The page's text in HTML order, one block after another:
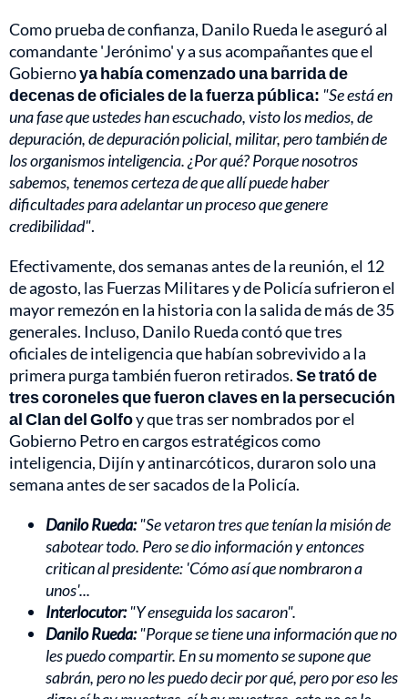
Como prueba de confianza, Danilo Rueda le aseguró al
comandante 'Jerónimo' y a sus acompañantes que el
Gobiernoya había comenzado una barrida de
decenas de oficiales de la fuerza pública: "Se está en
una fase que ustedes han escuchado, visto los medios, de
depuración, de depuración policial, militar, pero también de
los organismos inteligencia. ¿Por qué? Porque nosotros
sabemos, tenemos certeza de que allí puede haber
dificultades para adelantar un proceso que genere
credibilidad".
Efectivamente, dos semanas antes de la reunión, el 12
de agosto, las Fuerzas Militares y de Policía sufrieron el
mayor remezón en la historia con la salida de más de 35
generales. Incluso, Danilo Rueda contó que tres
oficiales de inteligencia que habían sobrevivido a la
primera purga también fueron retirados.Se trató de
tres coroneles que fueron claves en la persecución
al Clan del Golfoy que tras ser nombrados por el
Gobierno Petro en cargos estratégicos como
inteligencia, Dijín y antinarcóticos, duraron solo una
semana antes de ser sacados de la Policía.
Danilo Rueda:"Se vetaron tres que tenían la misión de
sabotear todo. Pero se dio información y entonces
critican al presidente: 'Cómo así que nombraron a
unos'...
Interlocutor:"Y enseguida los sacaron".
Danilo Rueda:"Porque se tiene una información que no
les puedo compartir. En su momento se supone que
sabrán, pero no les puedo decir por qué, pero por eso les